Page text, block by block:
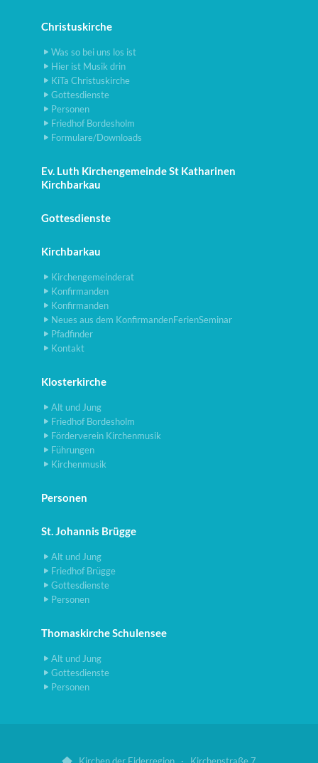
Christuskirche
Was so bei uns los ist
Hier ist Musik drin
KiTa Christuskirche
Gottesdienste
Personen
Friedhof Bordesholm
Formulare/Downloads
Ev. Luth Kirchengemeinde St Katharinen
Kirchbarkau
Gottesdienste
Kirchbarkau
Kirchengemeinderat
Konfirmanden
Konfirmanden
Neues aus dem KonfirmandenFerienSeminar
Pfadfinder
Kontakt
Klosterkirche
Alt und Jung
Friedhof Bordesholm
Förderverein Kirchenmusik
Führungen
Kirchenmusik
Personen
St. Johannis Brügge
Alt und Jung
Friedhof Brügge
Gottesdienste
Personen
Thomaskirche Schulensee
Alt und Jung
Gottesdienste
Personen